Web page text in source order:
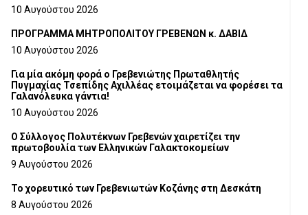
10 Αυγούστου 2026
ΠΡΟΓΡΑΜΜΑ ΜΗΤΡΟΠΟΛΙΤΟΥ ΓΡΕΒΕΝΩΝ κ. ΔΑΒΙΔ
10 Αυγούστου 2026
Για μία ακόμη φορά ο Γρεβενιώτης Πρωταθλητής
Πυγμαχίας Τσεπίδης Αχιλλέας ετοιμάζεται να φορέσει τα
Γαλανόλευκα γάντια!
10 Αυγούστου 2026
Ο Σύλλογος Πολυτέκνων Γρεβενών χαιρετίζει την
πρωτοβουλία των Ελληνικών Γαλακτοκομείων
9 Αυγούστου 2026
Το χορευτικό των Γρεβενιωτών Κοζάνης στη Δεσκάτη
8 Αυγούστου 2026